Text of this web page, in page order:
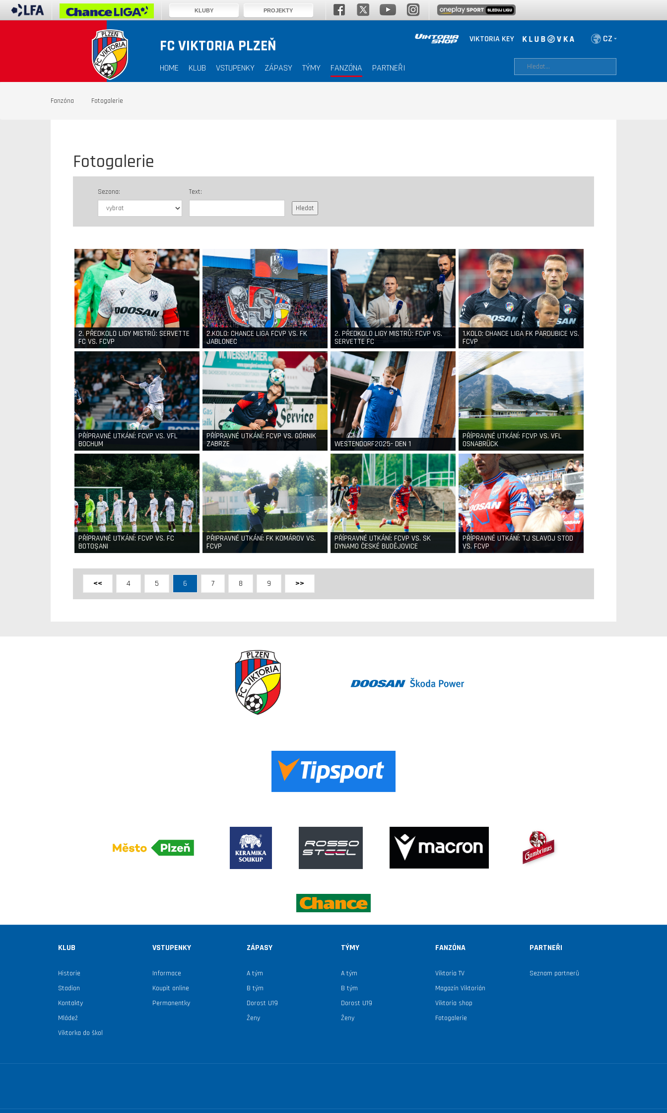
VIKTORIA KEY
FC VIKTORIA PLZEŇ
HOME KLUB VSTUPENKY ZÁPASY TÝMY FANZÓNA PARTNEŘI
Fanzóna Fotogalerie
Fotogalerie
Sezona: Text:
2. PŘEDKOLO LIGY MISTRŮ: SERVETTE
FC VS. FCVP
2.KOLO: CHANCE LIGA FCVP VS. FK
JABLONEC
2. PŘEDKOLO LIGY MISTRŮ: FCVP VS.
SERVETTE FC
1.KOLO: CHANCE LIGA FK PARDUBICE VS.
FCVP
PŘÍPRAVNÉ UTKÁNÍ: FCVP VS. VFL
BOCHUM
PŘÍPRAVNÉ UTKÁNÍ: FCVP VS. GÓRNIK
ZABRZE
WESTENDORF2025- DEN 1
PŘÍPRAVNÉ UTKÁNÍ: FCVP VS. VFL
OSNABRÜCK
PŘÍPRAVNÉ UTKÁNÍ: FCVP VS. FC
BOTOȘANI
PŘIPRAVNÉ UTKÁNÍ: FK KOMÁROV VS.
FCVP
PŘÍPRAVNÉ UTKÁNÍ: FCVP VS. SK
DYNAMO ČESKÉ BUDĚJOVICE
PŘÍPRAVNÉ UTKÁNÍ: TJ SLAVOJ STOD
VS. FCVP
<< 4 5 6 7 8 9 >>
KLUB
Historie
Stadion
Kontakty
Mládež
Viktorka do škol
VSTUPENKY
Informace
Koupit online
Permanentky
ZÁPASY
A tým
B tým
Dorost U19
Ženy
TÝMY
A tým
B tým
Dorost U19
Ženy
FANZÓNA
Viktoria TV
Magazín Viktorián
Viktoria shop
Fotogalerie
PARTNEŘI
Seznam partnerů
KLUBY PROJEKTY